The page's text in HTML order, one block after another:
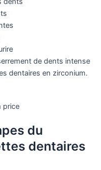
de dents intense
dentaires en zirconium.
du
dentaires